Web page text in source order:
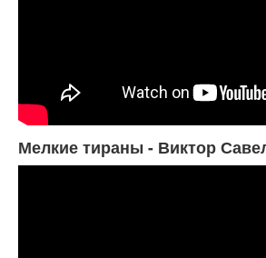
Мелкие тираны - Виктор